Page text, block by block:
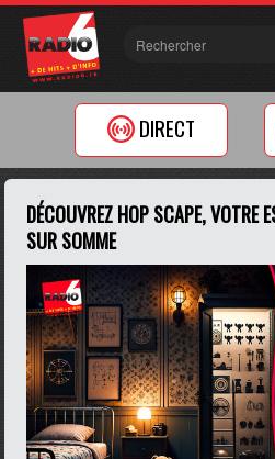
DIRECT
DÉCOUVREZ HOP SCAPE, VOTRE
SUR SOMME